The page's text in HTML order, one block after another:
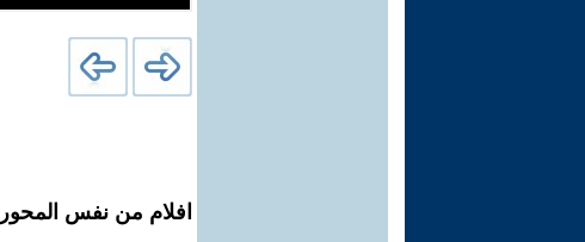
افلام من نفس المحور: